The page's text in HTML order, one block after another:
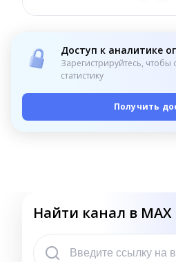
Доступ к аналитике
Зарегистрируйтесь,
статистику
Получить
Найти канал в MAX